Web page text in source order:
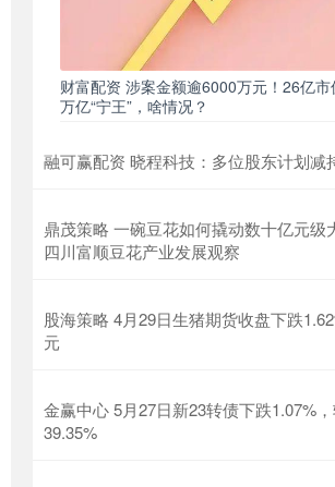
财富配资 涉案金额逾6000万元！26亿
万亿“宁王”，啥情况？
融可赢配资 晓程科技：多位股东计划减
鼎茂策略 一碗豆花如何撬动数十亿元
四川富顺豆花产业发展观察
股海策略 4月29日生猪期货收盘下跌
元
金赢中心 5月27日新23转债下跌1.07%
39.35%